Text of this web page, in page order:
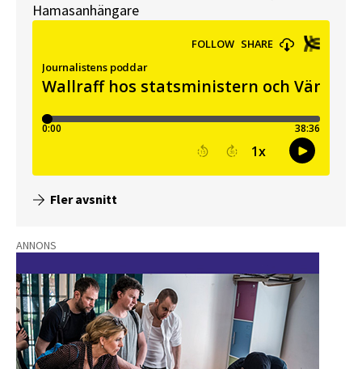
Hamasanhängare
Fler avsnitt
ANNONS